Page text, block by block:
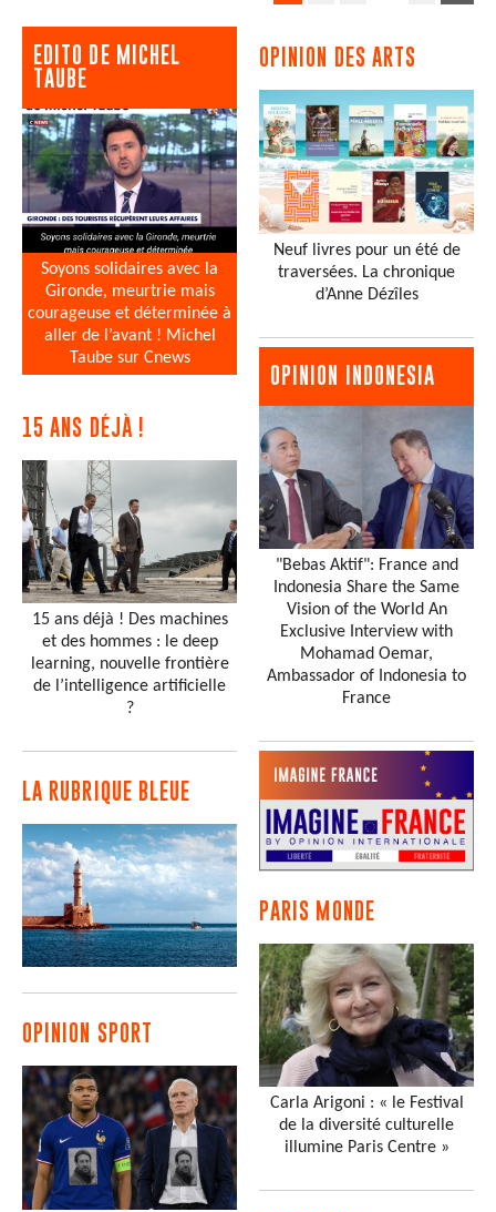
EDITO DE MICHEL
TAUBE
Soyons solidaires avec la
Gironde, meurtrie mais
courageuse et déterminée à
aller de l’avant ! Michel
Taube sur Cnews
15 ANS DÉJÀ !
15 ans déjà ! Des machines
et des hommes : le deep
learning, nouvelle frontière
de l’intelligence artificielle
?
LA RUBRIQUE BLEUE
OPINION SPORT
OPINION DES ARTS
Neuf livres pour un été de
traversées. La chronique
d’Anne Dézîles
OPINION INDONESIA
"Bebas Aktif": France and
Indonesia Share the Same
Vision of the World An
Exclusive Interview with
Mohamad Oemar,
Ambassador of Indonesia to
France
PARIS MONDE
Carla Arigoni : « le Festival
de la diversité culturelle
illumine Paris Centre »